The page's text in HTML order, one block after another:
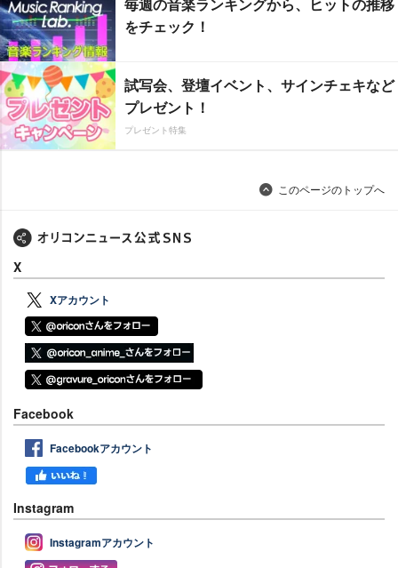
毎週の音楽ランキングから、ヒットの推移
をチェック！
試写会、登壇イベント、サインチェキなど
プレゼント！
プレゼント特集
このページのトップへ
X
Xアカウント
Facebook
Facebookアカウント
Instagram
Instagramアカウント